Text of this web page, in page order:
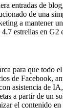
entradas de
de una
a mantener
estrellas en
para que todo
de Facebook,
asistencia de
a partir de un
el contenido